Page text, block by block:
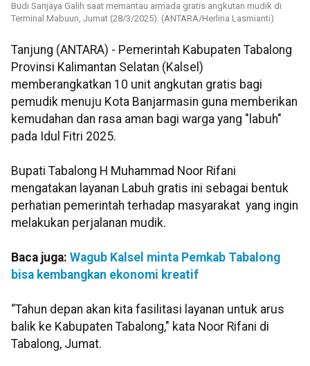
Budi Sanjaya Galih saat memantau armada gratis angkutan mudik di
Terminal Mabuun, Jumat (28/3/2025). (ANTARA/Herlina Lasmianti)
Tanjung (ANTARA) - Pemerintah Kabupaten Tabalong
Provinsi Kalimantan Selatan (Kalsel)
memberangkatkan 10 unit angkutan gratis bagi
pemudik menuju Kota Banjarmasin guna memberikan
kemudahan dan rasa aman bagi warga yang "labuh"
pada Idul Fitri 2025.
Bupati Tabalong H Muhammad Noor Rifani
mengatakan layanan Labuh gratis ini sebagai bentuk
perhatian pemerintah terhadap masyarakat yang ingin
melakukan perjalanan mudik.
Baca juga: Wagub Kalsel minta Pemkab Tabalong
bisa kembangkan ekonomi kreatif
“Tahun depan akan kita fasilitasi layanan untuk arus
balik ke Kabupaten Tabalong," kata Noor Rifani di
Tabalong, Jumat.